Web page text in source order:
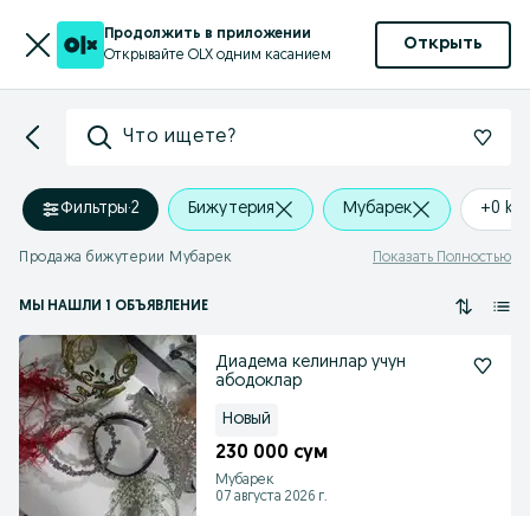
Продолжить в приложении
Открывайте OLX одним касанием
Открыть
Что ищете?
Фильтры·2 Бижутерия Мубарек +0 km
Продажа бижутерии Мубарек Показать Полностью
МЫ НАШЛИ 1 ОБЪЯВЛЕНИЕ
Диадема келинлар учун
абодоклар
Новый
230 000 сум
Мубарек
07 августа 2026 г.